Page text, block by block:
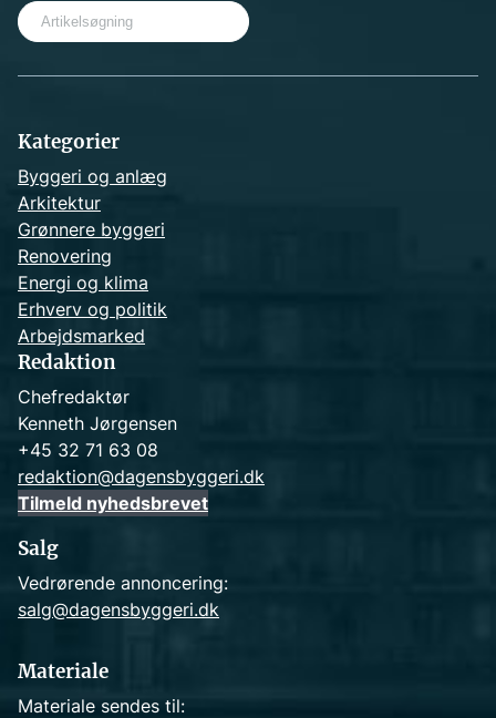
Kategorier
Byggeri og anlæg
Arkitektur
Grønnere byggeri
Renovering
Energi og klima
Erhverv og politik
Arbejdsmarked
Redaktion
Chefredaktør
Kenneth Jørgensen
+45 32 71 63 08
redaktion@dagensbyggeri.dk
Tilmeld nyhedsbrevet
Salg
Vedrørende annoncering:
salg@dagensbyggeri.dk
Materiale
Materiale sendes til: